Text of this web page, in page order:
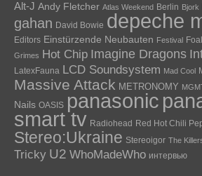
Alt-J Andy Fletcher Atlas Weekend Berlin Bjork
gahan David Bowie depeche
Editors Einstürzende Neubauten Festival
Grimes Hot Chip Imagine Dragons
LatexFauna LCD Soundsystem Mad Cool
Massive Attack METRONOMY
Nails OASIS panasonic
smart tv Radiohead Red Hot Chili
Stereo:Ukraine Stereoigor The
Tricky U2 WhoMadeWho интервью